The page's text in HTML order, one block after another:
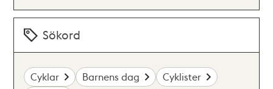
Sökord
Cyklar Barnens dag
Cyklister